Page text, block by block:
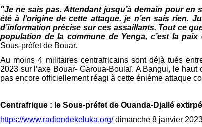
"Je ne sais pas. Attendant jusqu’à demain pour en
été à l’origine de cette attaque, je n’en sais rien.
d’information précise sur ces assaillants. Tout ce
population de la commune de Yenga, c’est la
Sous-préfet de Bouar.
Au moins 4 militaires centrafricains sont déjà tués
2023 sur l’axe Bouar- Garoua-Boulaï. A Bangui, le haut
pas encore officiellement réagi à cette énième attaque
Centrafrique : le Sous-préfet de Ouanda-Djallé
https://www.radiondekeluka.org/dimanche 8 janvier